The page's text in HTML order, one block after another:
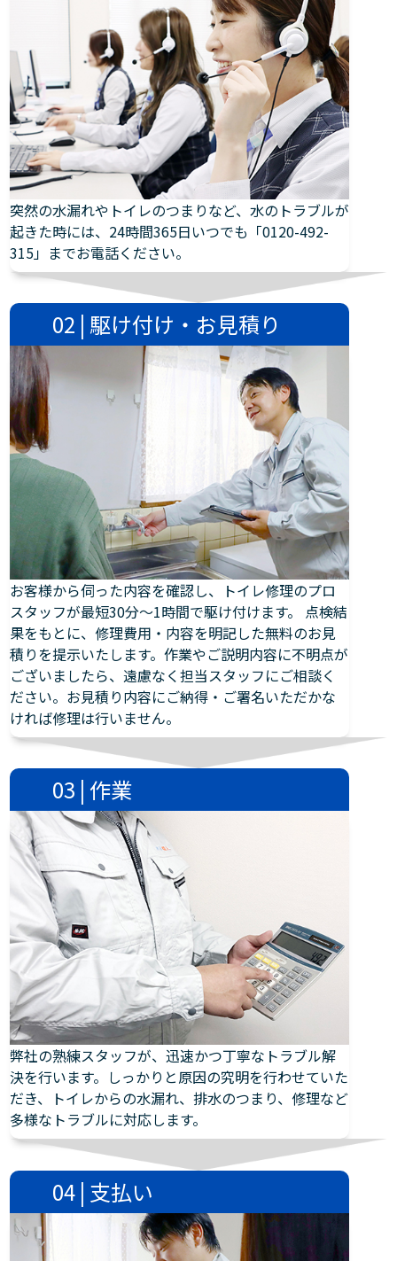
突然の水漏れやトイレのつまりなど、水のトラブルが
起きた時には、24時間365日いつでも「0120-492-
315」までお電話ください。
02 | 駆け付け・お見積り
お客様から伺った内容を確認し、トイレ修理のプロ
スタッフが最短30分～1時間で駆け付けます。 点検結
果をもとに、修理費用・内容を明記した無料のお見
積りを提示いたします。作業やご説明内容に不明点が
ございましたら、遠慮なく担当スタッフにご相談く
ださい。お見積り内容にご納得・ご署名いただかな
ければ修理は行いません。
03 | 作業
弊社の熟練スタッフが、迅速かつ丁寧なトラブル解
決を行います。しっかりと原因の究明を行わせていた
だき、トイレからの水漏れ、排水のつまり、修理など
多様なトラブルに対応します。
04 | 支払い